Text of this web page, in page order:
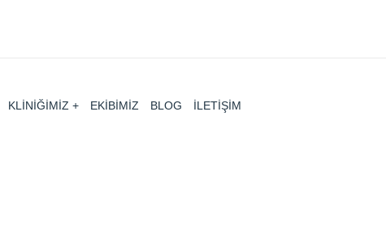
KLİNİĞİMİZ EKİBİMİZ BLOG İLETİŞİM